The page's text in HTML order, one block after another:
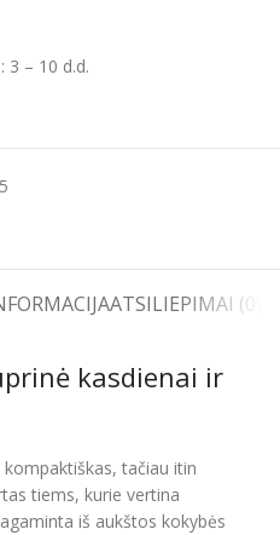
– 10 d.d.
ATSILIEPIMAI (0)
kasdienai ir
tačiau itin
tiems, kurie vertina
iš aukštos kokybės